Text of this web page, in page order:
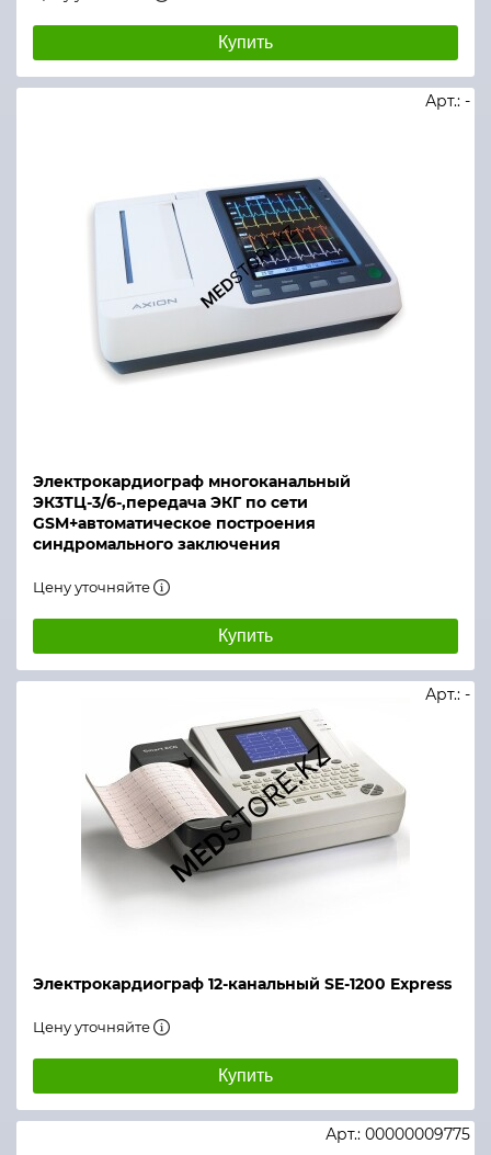
Купить
Электрокардиограф многоканальный
ЭК3ТЦ-3/6-,передача ЭКГ по сети
GSM+автоматическое построения
синдромального заключения
Арт.: -
Цену уточняйте
Купить
Электрокардиограф 12-канальный SE-1200 Express
Арт.: -
Цену уточняйте
Купить
Арт.: 00000009775